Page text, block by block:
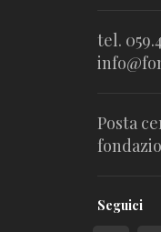
tel.
Posta
Seguici